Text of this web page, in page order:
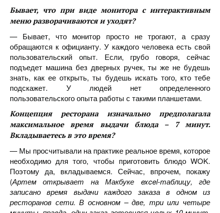
Бывает, что при виде монитора с интерактивным
меню разворачиваются и уходят?
— Бывает, что монитор просто не трогают, а сразу
обращаются к официанту. У каждого человека есть свой
пользовательский опыт. Если, грубо говоря, сейчас
подъедет машина без дверных ручек, ты же не будешь
знать, как ее открыть, ты будешь искать того, кто тебе
подскажет. У людей нет определенного
пользовательского опыта работы с такими планшетами.
Концепция ресторана изначально предполагала
максимальное время выдачи блюда – 7 минут.
Вкладываетесь в это время?
— Мы просчитывали на практике реальное время, которое
необходимо для того, чтобы приготовить блюдо WOK.
Поэтому да, вкладываемся. Сейчас, впрочем, покажу
(Артем открывает на Макбуке excel-таблицу, где
записано время выдачи каждого заказа в одном из
ресторанов сети. В основном – две, три или четыре